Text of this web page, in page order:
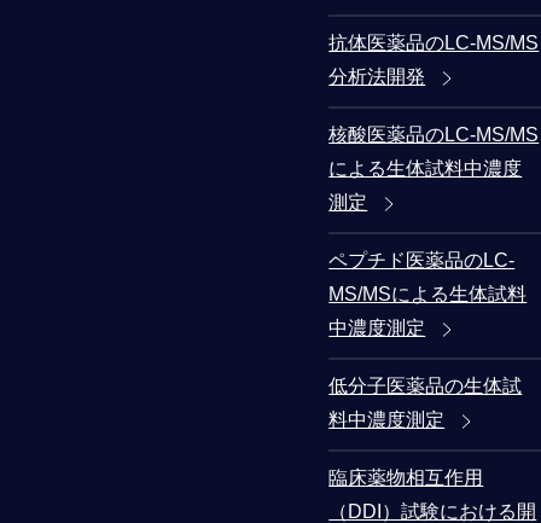
抗体医薬品のLC-MS/MS
分析法開発
核酸医薬品のLC-MS/MS
による生体試料中濃度
測定
ペプチド医薬品のLC-
MS/MSによる生体試料
中濃度測定
低分子医薬品の生体試
料中濃度測定
臨床薬物相互作用
（DDI）試験における開